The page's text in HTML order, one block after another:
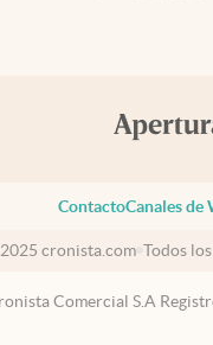
ContactoCanales de
cronista.com Todos
Comercial S.A